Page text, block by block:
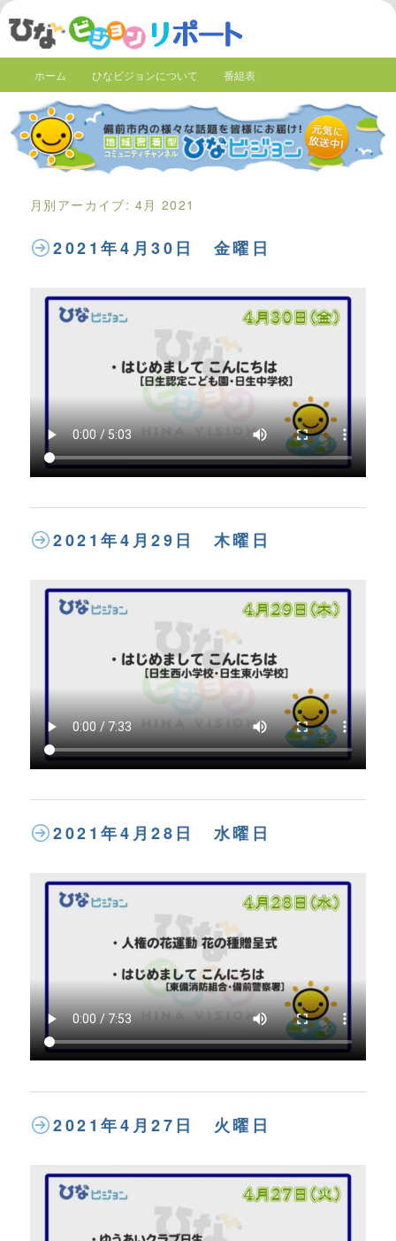
ホーム ひなビジョンについて 番組表
月別アーカイブ: 4月 2021
2021年4月30日 金曜日
2021年4月29日 木曜日
2021年4月28日 水曜日
2021年4月27日 火曜日